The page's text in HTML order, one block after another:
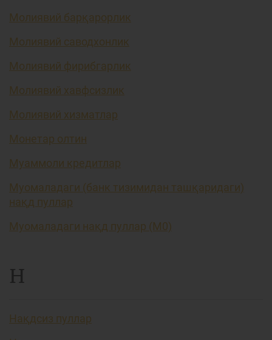
Молиявий барқарорлик
Молиявий саводхонлик
Молиявий фирибгарлик
Молиявий хавфсизлик
Молиявий хизматлар
Монетар олтин
Муаммоли кредитлар
Муомаладаги (банк тизимидан ташқаридаги)
нақд пуллар
Муомаладаги нақд пуллар (М0)
Н
Нақдсиз пуллар